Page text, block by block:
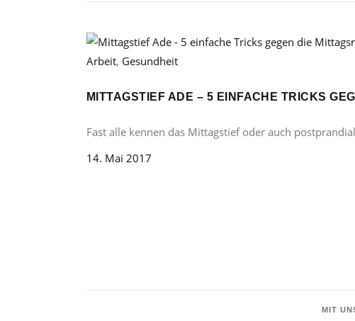
Arbeit, Gesundheit
MITTAGSTIEF ADE – 5 EINFACHE TRICKS
Fast alle kennen das Mittagstief oder auch
14. Mai 2017
MIT